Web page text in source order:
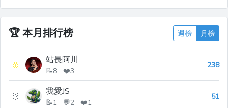
🏆本月排行榜 週榜 月榜
🥇 站長阿川
📝8 ❤️3
238
🥈 我愛JS
📝1 💬2 ❤️1
51